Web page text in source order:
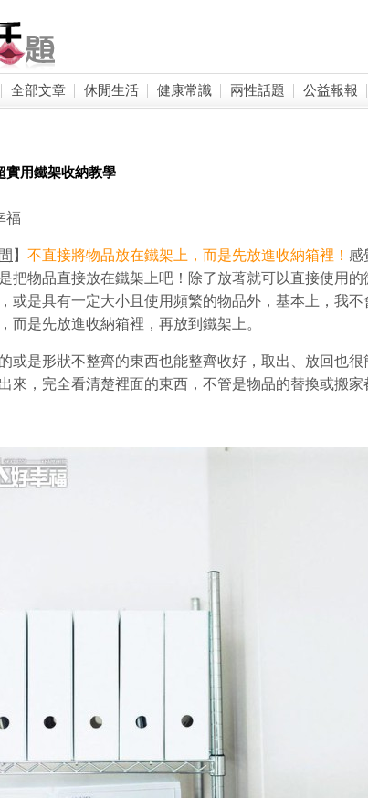
全部文章 休閒生活 健康常識 兩性話題 公益報報
實用鐵架收納教學
福
】 不直接將物品放在鐵架上，而是先放進收納箱裡！ 感
把物品直接放在鐵架上吧！除了放著就可以直接使用的
或是具有一定大小且使用頻繁的物品外，基本上，我不
而是先放進收納箱裡，再放到鐵架上。
或是形狀不整齊的東西也能整齊收好，取出、放回也很
來，完全看清楚裡面的東西，不管是物品的替換或搬家